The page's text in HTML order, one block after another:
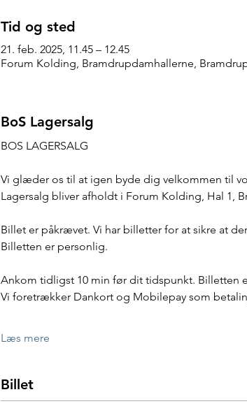
Tid og sted
21. feb. 2025, 11.45 – 12.45
Forum Kolding, Bramdrupdamhallerne,
BoS Lagersalg
BOS LAGERSALG
Vi glæder os til at igen byde dig velkommen til
Lagersalg bliver afholdt i Forum Kolding, Hal 1,
Billet er påkrævet. Vi har billetter for at sikre at
Billetten er personlig.
Ankom tidligst 10 min før dit tidspunkt. Billetten
Vi foretrækker Dankort og Mobilepay som
Læs mere
Billet